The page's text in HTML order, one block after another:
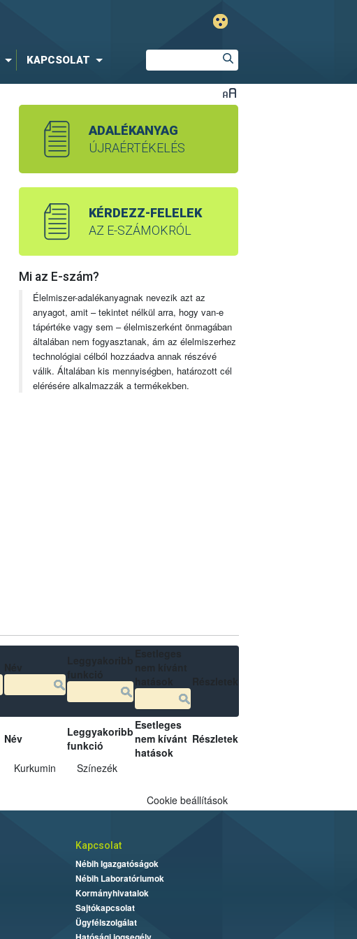
KAPCSOLAT
ADALÉKANYAG
ÚJRAÉRTÉKELÉS
KÉRDEZZ-FELELEK
AZ E-SZÁMOKRÓL
Mi az E-szám?
Élelmiszer-adalékanyagnak nevezik azt az
anyagot, amit – tekintet nélkül arra, hogy van-e
tápértéke vagy sem – élelmiszerként önmagában
általában nem fogyasztanak, ám az élelmiszerhez
technológiai célból hozzáadva annak részévé
válik. Általában kis mennyiségben, határozott cél
elérésére alkalmazzák a termékekben.
Név
Leggyakoribb
funkció
Esetleges
nem kívánt
hatások
Részletek
Kurkumin Színezék
Cookie beállítások
Kapcsolat
Nébih Igazgatóságok
Nébih Laboratóriumok
Kormányhivatalok
Sajtókapcsolat
Ügyfélszolgálat